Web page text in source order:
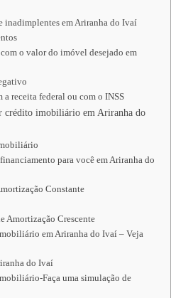
inadimplentes em Ariranha do Ivaí
o valor do imóvel desejado em
a receita federal ou com o INSS
crédito imobiliário em Ariranha do
para você em Ariranha do
Constante
Amortização Crescente
em Ariranha do Ivaí – Veja
do Ivaí
Faça uma simulação de